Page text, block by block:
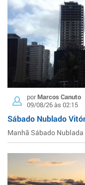
porMarcos Canuto
09/08/26 às 02:15
Sábado Nublado
Manhã Sábado Nublada